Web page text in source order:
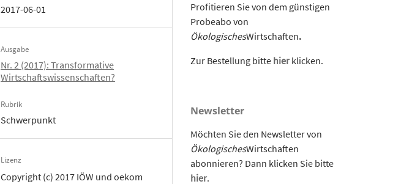
2017-06-01
Ausgabe
Nr. 2 (2017): Transformative
Wirtschaftswissenschaften?
Rubrik
Schwerpunkt
Lizenz
Copyright (c) 2017 IÖW und oekom
Profitieren Sie von dem günstigen
Probeabo von
ÖkologischesWirtschaften.
Zur Bestellung bitte hier klicken.
Newsletter
Möchten Sie den Newsletter von
ÖkologischesWirtschaften
abonnieren? Dann klicken Sie bitte
hier.